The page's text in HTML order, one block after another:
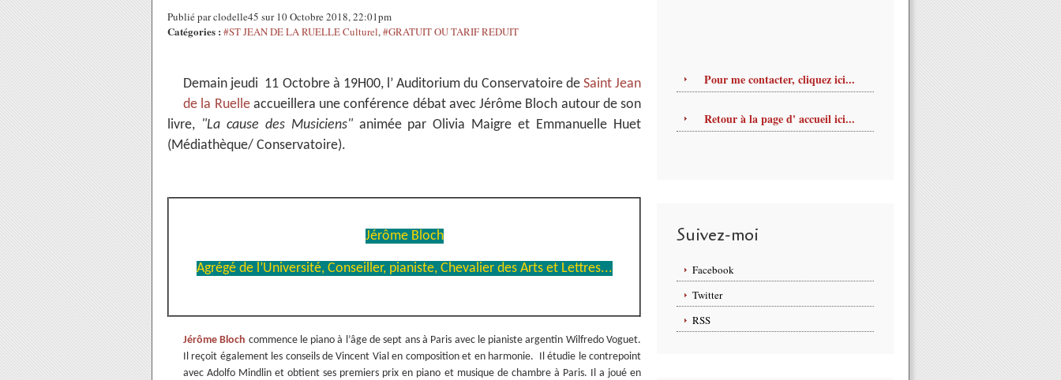
Publié par clodelle45 sur 10 Octobre 2018, 22:01pm
Catégories : #ST JEAN DE LA RUELLE Culturel,#GRATUIT OU TARIF REDUIT
Demain jeudi 11 Octobre à 19H00, l’ Auditorium du Conservatoire de Saint Jean
de la Ruelleaccueillera une conférence débat avec Jérôme Bloch autour de son
livre, "La cause des Musiciens"animée par Olivia Maigre et Emmanuelle Huet
(Médiathèque/ Conservatoire).
Jérôme Bloch
Agrégé de l’Université, Conseiller, pianiste, Chevalier des Arts et Lettres...
Jérôme Bloch commence le piano à l’âge de sept ans à Paris avec le pianiste argentin Wilfredo Voguet.
Il reçoit également les conseils de Vincent Vial en composition et en harmonie. Il étudie le contrepoint
avec Adolfo Mindlin et obtient ses premiers prix en piano et musique de chambre à Paris. Il a joué en
Pour me contacter, cliquez ici...
Retour à la page d' accueil ici...
Suivez-moi
Facebook
Twitter
RSS